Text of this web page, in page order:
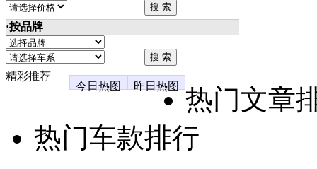
·按品牌
精彩推荐
今日热图
昨日热图
热门文章
热门车款排行